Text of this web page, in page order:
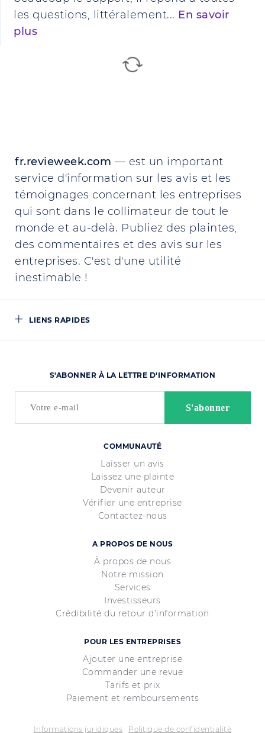
les questions, littéralement... En savoir
plus
fr.revieweek.com — est un important
service d'information sur les avis et les
témoignages concernant les entreprises
qui sont dans le collimateur de tout le
monde et au-delà. Publiez des plaintes,
des commentaires et des avis sur les
entreprises. C'est d'une utilité
inestimable !
LIENS RAPIDES
COMMUNAUTÉ
Laisser un avis
Laissez une plainte
Devenir auteur
Vérifier une entreprise
Contactez-nous
A PROPOS DE NOUS
À propos de nous
Notre mission
Services
Investisseurs
Crédibilité du retour d'information
POUR LES ENTREPRISES
Ajouter une entreprise
Commander une revue
Tarifs et prix
Paiement et remboursements
S'ABONNER À LA LETTRE D'INFORMATION
Informations juridiques Politique de confidentialité